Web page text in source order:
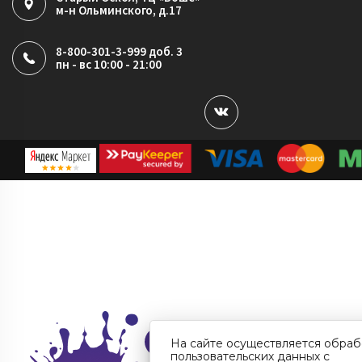
м-н Ольминского, д.17
8-800-301-3-999 доб. 3
пн - вс 10:00 - 21:00
На сайте осуществляется
пользовательских данных с